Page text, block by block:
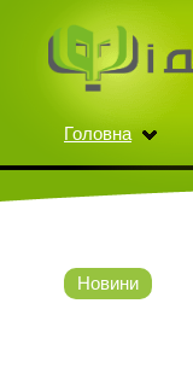
Головна
Новини